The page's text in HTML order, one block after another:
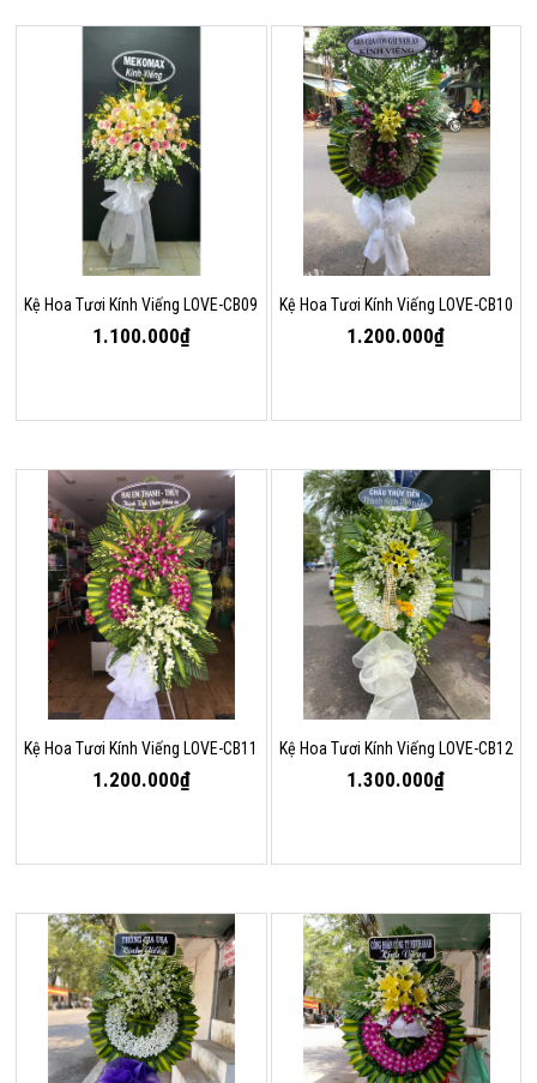
Kệ Hoa Tươi Kính Viếng LOVE-CB09
1.100.000₫
Kệ Hoa Tươi Kính Viếng LOVE-CB10
1.200.000₫
Kệ Hoa Tươi Kính Viếng LOVE-CB11
1.200.000₫
Kệ Hoa Tươi Kính Viếng LOVE-CB12
1.300.000₫